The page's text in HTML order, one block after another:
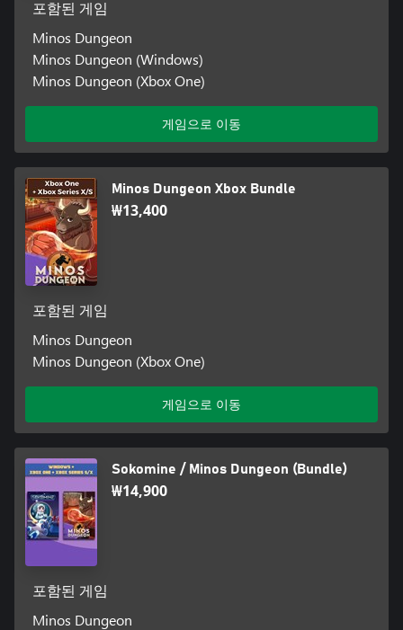
포함된 게임
Minos Dungeon
Minos Dungeon (Windows)
Minos Dungeon (Xbox One)
게임으로 이동
Minos Dungeon Xbox Bundle
₩13,400
포함된 게임
Minos Dungeon
Minos Dungeon (Xbox One)
게임으로 이동
Sokomine / Minos Dungeon (Bundle)
₩14,900
포함된 게임
Minos Dungeon